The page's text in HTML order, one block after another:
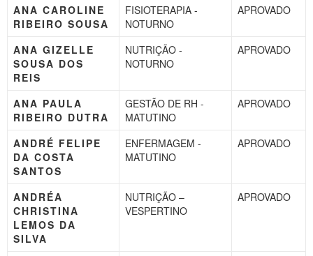
ANA CAROLINE
RIBEIRO SOUSA
FISIOTERAPIA -
NOTURNO
APROVADO
ANA GIZELLE
SOUSA DOS
REIS
NUTRIÇÃO -
NOTURNO
APROVADO
ANA PAULA
RIBEIRO DUTRA
GESTÃO DE RH -
MATUTINO
APROVADO
ANDRÉ FELIPE
DA COSTA
SANTOS
ENFERMAGEM -
MATUTINO
APROVADO
ANDRÉA
CHRISTINA
LEMOS DA
SILVA
NUTRIÇÃO –
VESPERTINO
APROVADO